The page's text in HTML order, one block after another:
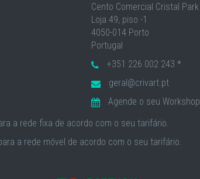
Cento Comercial Cristal Park
Loja 49, piso -1
4050-014 Porto
Portugal
+351 226 002 243 *
geral@crivart.pt
Agende o seu Workshop
a rede fixa de acordo com o seu tarifário.
a rede móvel de acordo com o seu tarifário.